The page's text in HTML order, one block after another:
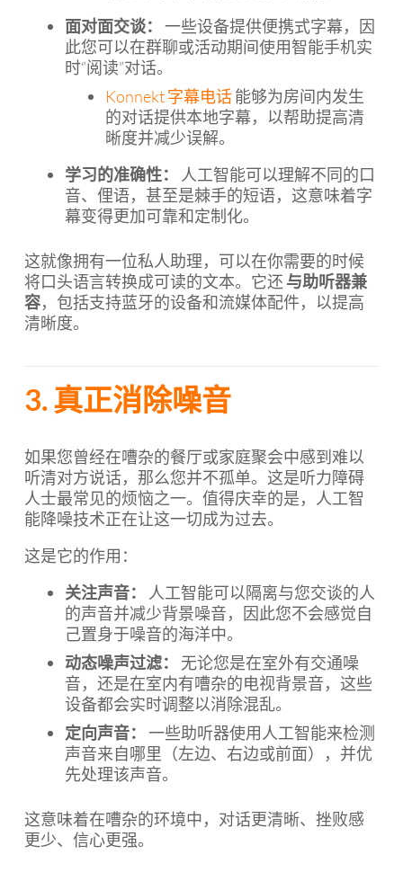
面对面交谈：
一些设备提供便携式字幕，因
此您可以在群聊或活动期间使用智能手机实
时“阅读”对话。
Konnekt 字幕电话能够为房间内发生
的对话提供本地字幕，以帮助提高清
晰度并减少误解。
学习的准确性：
人工智能可以理解不同的口
音、俚语，甚至是棘手的短语，这意味着字
幕变得更加可靠和定制化。
这就像拥有一位私人助理，可以在你需要的时候
将口头语言转换成可读的文本。它还 与助听器兼
容，包括支持蓝牙的设备和流媒体配件，以提高
清晰度。
3. 真正消除噪音
如果您曾经在嘈杂的餐厅或家庭聚会中感到难以
听清对方说话，那么您并不孤单。这是听力障碍
人士最常见的烦恼之一。值得庆幸的是，人工智
能降噪技术正在让这一切成为过去。
这是它的作用：
关注声音：
人工智能可以隔离与您交谈的人
的声音并减少背景噪音，因此您不会感觉自
己置身于噪音的海洋中。
动态噪声过滤：
无论您是在室外有交通噪
音，还是在室内有嘈杂的电视背景音，这些
设备都会实时调整以消除混乱。
定向声音：
一些助听器使用人工智能来检测
声音来自哪里（左边、右边或前面），并优
先处理该声音。
这意味着在嘈杂的环境中，对话更清晰、挫败感
更少、信心更强。